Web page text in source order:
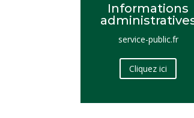
Informations
service-public.fr
Cliquez ici